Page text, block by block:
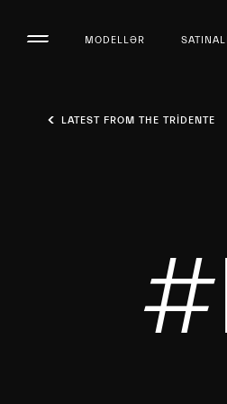
MODELLƏR
LATEST FROM THE TRIDENTE